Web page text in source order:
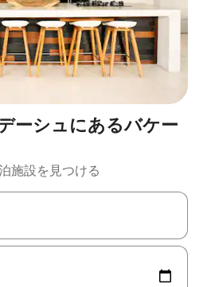
ーシュにあるバケー
施設を見つける
、上下の矢印キーを使って移動するか